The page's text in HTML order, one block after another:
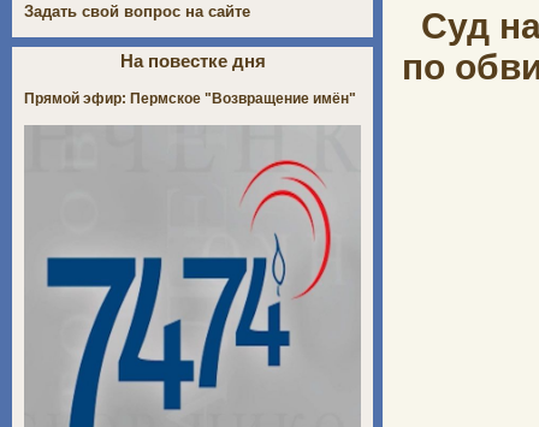
Суд
по
Задать свой вопрос на сайте
На повестке дня
Прямой эфир: Пермское "Возвращение имён"